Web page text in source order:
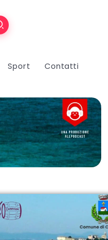
Sport Contatti